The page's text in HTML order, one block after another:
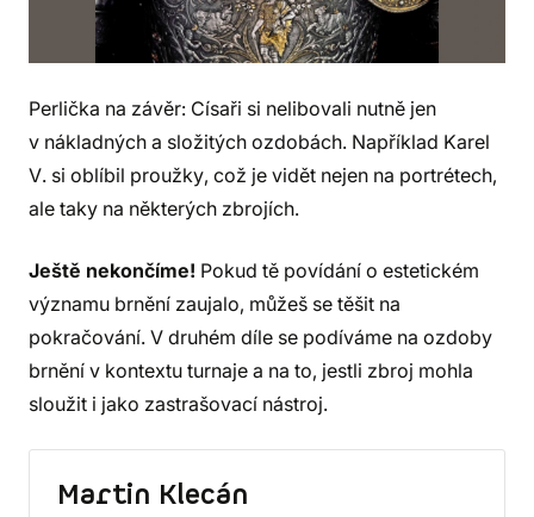
Perlička na závěr: Císaři si nelibovali nutně jen
v nákladných a složitých ozdobách. Například Karel
V. si oblíbil proužky, což je vidět nejen na portrétech,
ale taky na některých zbrojích.
Ještě nekončíme! Pokud tě povídání o estetickém
významu brnění zaujalo, můžeš se těšit na
pokračování. V druhém díle se podíváme na ozdoby
brnění v kontextu turnaje a na to, jestli zbroj mohla
sloužit i jako zastrašovací nástroj.
Martin Klecán